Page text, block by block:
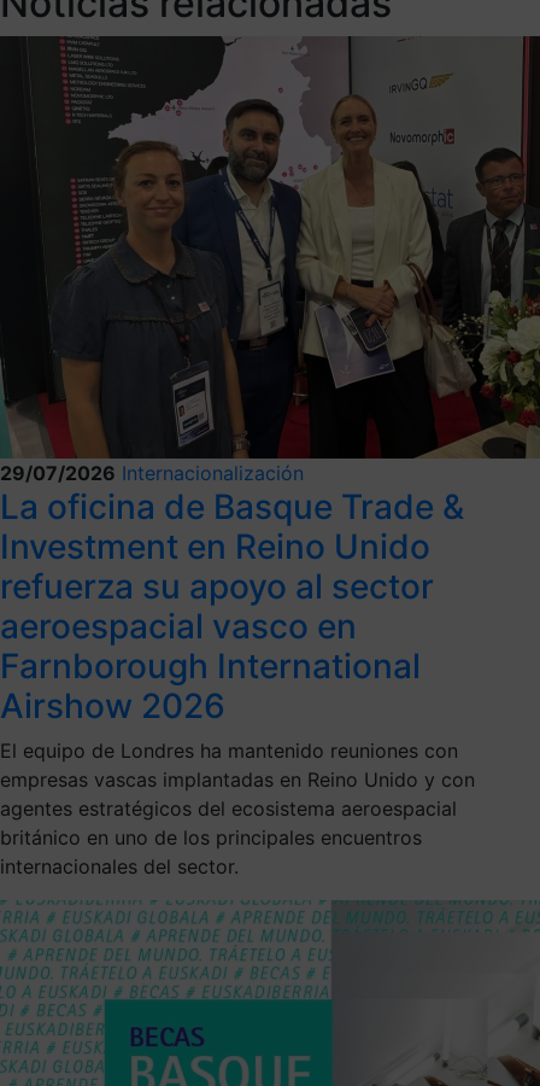
29/07/2026 Internacionalización
La oficina de Basque Trade &
Investment en Reino Unido
refuerza su apoyo al sector
aeroespacial vasco en
Farnborough International
Airshow 2026
El equipo de Londres ha mantenido reuniones con
empresas vascas implantadas en Reino Unido y con
agentes estratégicos del ecosistema aeroespacial
británico en uno de los principales encuentros
internacionales del sector.